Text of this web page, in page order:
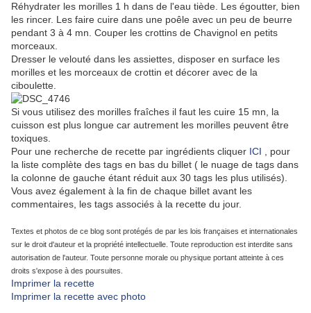
Réhydrater les morilles 1 h dans de l'eau tiède. Les égoutter, bien
les rincer. Les faire cuire dans une poêle avec un peu de beurre
pendant 3 à 4 mn. Couper les crottins de Chavignol en petits
morceaux.
Dresser le velouté dans les assiettes, disposer en surface les
morilles et les morceaux de crottin et décorer avec de la
ciboulette.
Si vous utilisez des morilles fraîches il faut les cuire 15 mn, la
cuisson est plus longue car autrement les morilles peuvent être
toxiques.
Pour une recherche de recette par ingrédients cliquer ICI , pour
la liste complète des tags en bas du billet ( le nuage de tags dans
la colonne de gauche étant réduit aux 30 tags les plus utilisés).
Vous avez également à la fin de chaque billet avant les
commentaires, les tags associés à la recette du jour.
Textes et photos de ce blog sont protégés de par les lois françaises et internationales
sur le droit d'auteur et la propriété intellectuelle. Toute reproduction est interdite sans
autorisation de l'auteur. Toute personne morale ou physique portant atteinte à ces
droits s'expose à des poursuites.
Imprimer la recette
Imprimer la recette avec photo